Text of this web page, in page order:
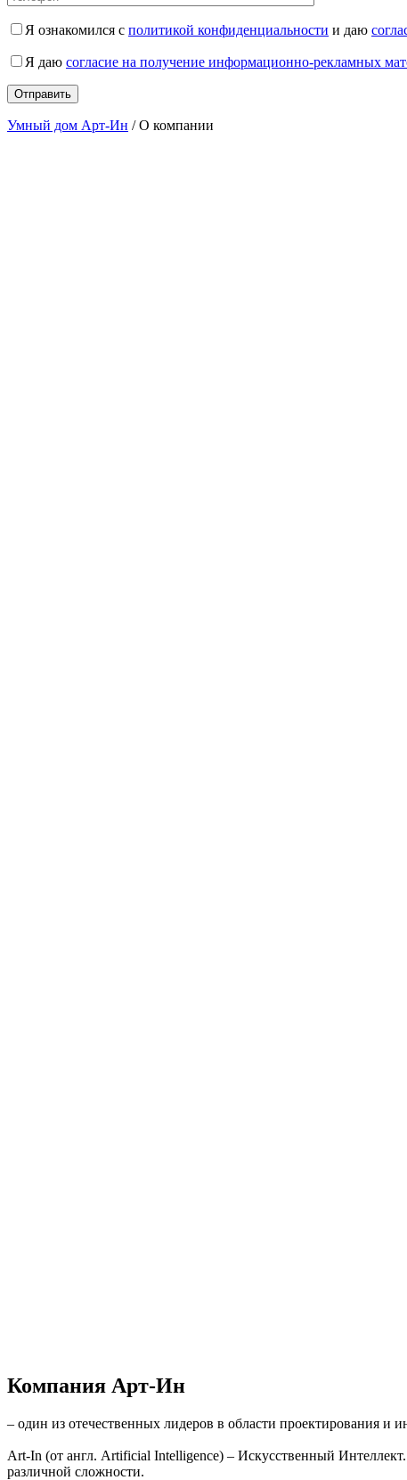
Я ознакомился с политикой конфиденциальности и даю
Я даю согласие на получение информационно-рекламных
Умный дом Арт-Ин /О компании
Компания Арт-Ин
– один из отечественных лидеров в области проектирования и
Art-In (от англ. Artificial Intelligence) – Искусственный
различной сложности.